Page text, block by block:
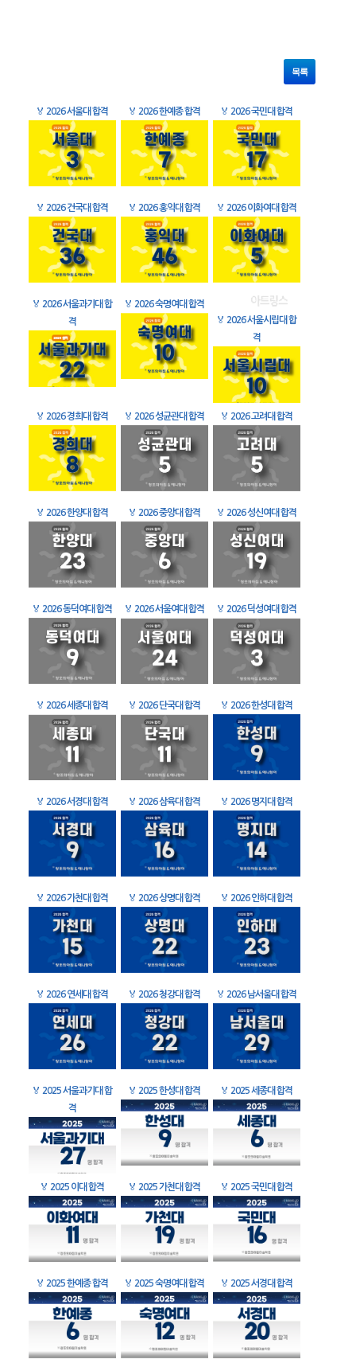
목록
🏅 2026 서울대 합격 🏅 2026 한예종 합격 🏅 2026 국민대 합격
🏅 2026 건국대 합격 🏅 2026 홍익대 합격 🏅 2026 이화여대 합격
🏅 2026 서울과기대 합
격
🏅 2026 숙명여대 합격
🏅 2026 서울시립대 합
격
🏅 2026 경희대 합격 🏅 2026 성균관대 합격 🏅 2026 고려대 합격
🏅 2026 한양대 합격 🏅 2026 중앙대 합격 🏅 2026 성신여대 합격
🏅 2026 동덕여대 합격 🏅 2026 서울여대 합격 🏅 2026 덕성여대 합격
🏅 2026 세종대 합격 🏅 2026 단국대 합격 🏅 2026 한성대 합격
🏅 2026 서경대 합격 🏅 2026 삼육대 합격 🏅 2026 명지대 합격
🏅 2026 가천대 합격 🏅 2026 상명대 합격 🏅 2026 인하대 합격
🏅 2026 연세대 합격 🏅 2026 청강대 합격 🏅 2026 남서울대 합격
🏅 2025 서울과기대 합
격
🏅 2025 한성대 합격 🏅 2025 세종대 합격
🏅 2025 이대 합격 🏅 2025 가천대 합격 🏅 2025 국민대 합격
🏅 2025 한예종 합격 🏅 2025 숙명여대 합격 🏅 2025 서경대 합격